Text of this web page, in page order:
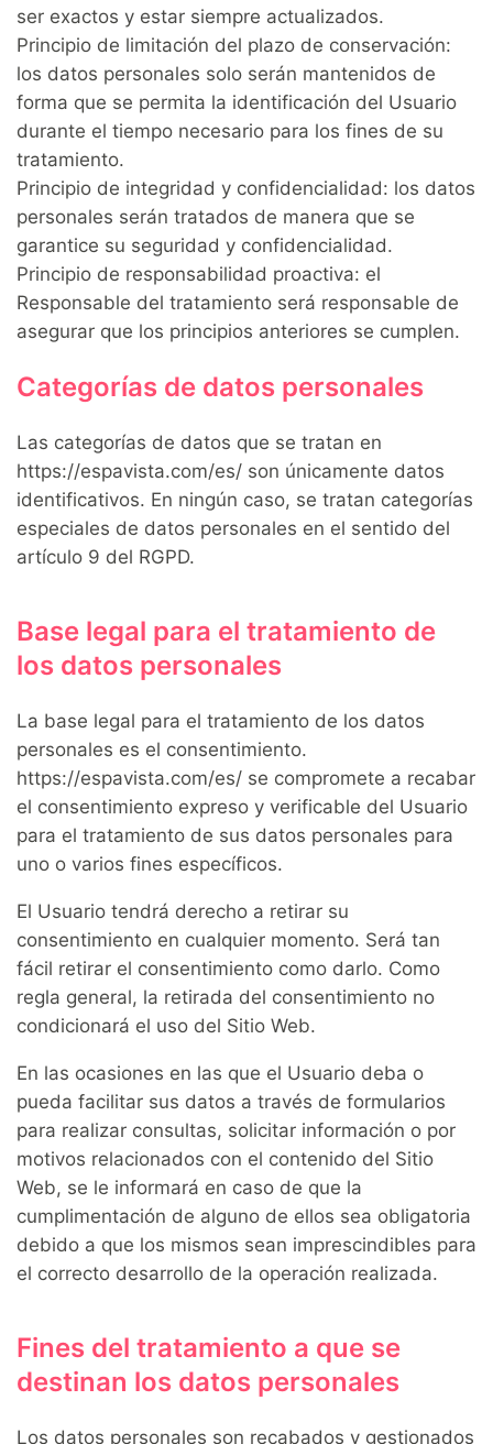
ser exactos y estar siempre actualizados.
Principio de limitación del plazo de conservación:
los datos personales solo serán mantenidos de
forma que se permita la identificación del Usuario
durante el tiempo necesario para los fines de su
tratamiento.
Principio de integridad y confidencialidad: los datos
personales serán tratados de manera que se
garantice su seguridad y confidencialidad.
Principio de responsabilidad proactiva: el
Responsable del tratamiento será responsable de
asegurar que los principios anteriores se cumplen.
Categorías de datos personales
Las categorías de datos que se tratan en
https://espavista.com/es/ son únicamente datos
identificativos. En ningún caso, se tratan categorías
especiales de datos personales en el sentido del
artículo 9 del RGPD.
Base legal para el tratamiento de
los datos personales
La base legal para el tratamiento de los datos
personales es el consentimiento.
https://espavista.com/es/ se compromete a recabar
el consentimiento expreso y verificable del Usuario
para el tratamiento de sus datos personales para
uno o varios fines específicos.
El Usuario tendrá derecho a retirar su
consentimiento en cualquier momento. Será tan
fácil retirar el consentimiento como darlo. Como
regla general, la retirada del consentimiento no
condicionará el uso del Sitio Web.
En las ocasiones en las que el Usuario deba o
pueda facilitar sus datos a través de formularios
para realizar consultas, solicitar información o por
motivos relacionados con el contenido del Sitio
Web, se le informará en caso de que la
cumplimentación de alguno de ellos sea obligatoria
debido a que los mismos sean imprescindibles para
el correcto desarrollo de la operación realizada.
Fines del tratamiento a que se
destinan los datos personales
Los datos personales son recabados y gestionados